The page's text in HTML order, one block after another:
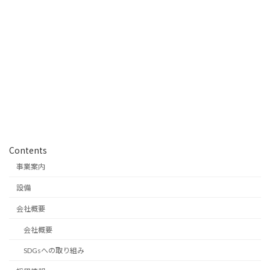
Contents
事業案内
設備
会社概要
会社概要
SDGsへの取り組み